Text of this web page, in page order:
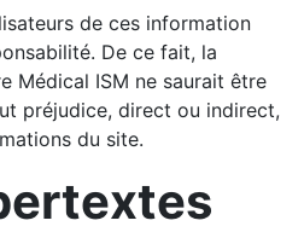
de ces information
De ce fait, la
Médical ISM ne saurait être
préjudice, direct ou indirect,
du site.